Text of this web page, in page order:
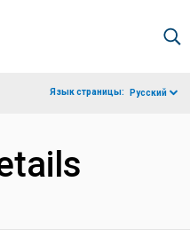
Язык страницы: Русский